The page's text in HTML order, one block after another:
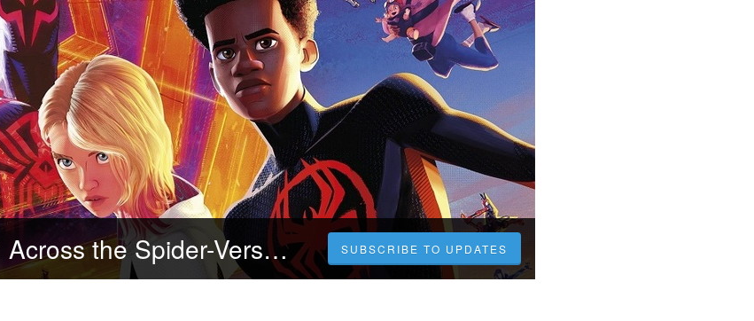
CB01 Spider-Man: Across the Spider-Verse (2023) Film Streaming ITA in Alta Definizione SUBSCRIBE TO UPDATES